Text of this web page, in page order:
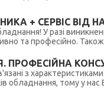
+ СЕРВІС ВІД
У разі
та професійно.
з
обладнання, тому у